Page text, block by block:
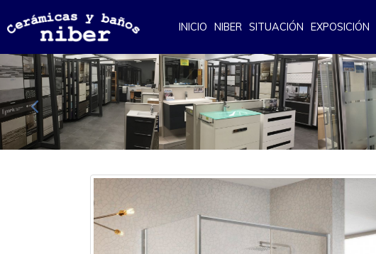
INICIO NIBER SITUACIÓN EXPOSICIÓN
Anterior